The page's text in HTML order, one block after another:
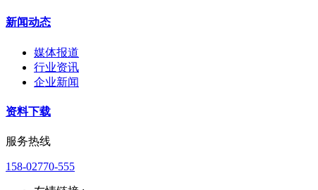
新闻动态
媒体报道
行业资讯
企业新闻
资料下载
服务热线
158-02770-555